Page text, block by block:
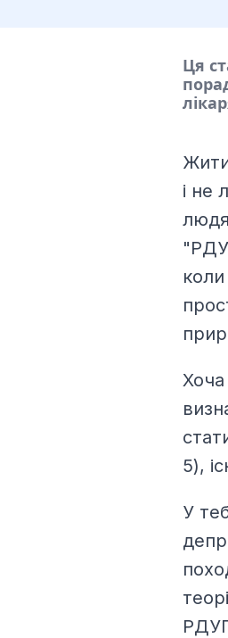
Ця
і не
Хоча
5),
У